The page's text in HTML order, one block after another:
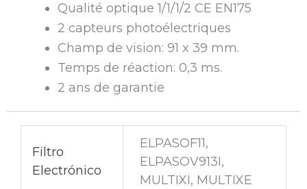
Qualité optique 1/1/1/2 CE EN175
2 capteurs photoélectriques
Champ de vision: 91 x 39 mm.
Temps de réaction: 0,3 ms.
2 ans de garantie
Filtro
Electrónico
ELPASOF11,
ELPASOV913I,
MULTIXI, MULTIXE